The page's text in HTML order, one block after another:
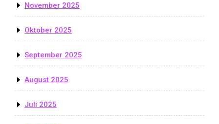
November 2025
Oktober 2025
September 2025
August 2025
Juli 2025